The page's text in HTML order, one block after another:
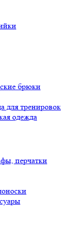
брюки
для тренировок
одежда
перчатки